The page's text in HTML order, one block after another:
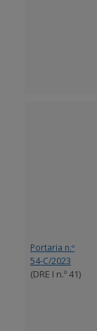
Portaria n.º
54-C/2023
(DRE I n.º 41)